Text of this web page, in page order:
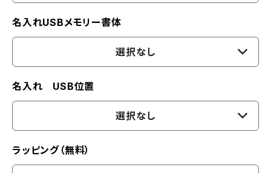
名入れUSBメモリー書体
選択なし
名入れ USB位置
選択なし
ラッピング（無料）